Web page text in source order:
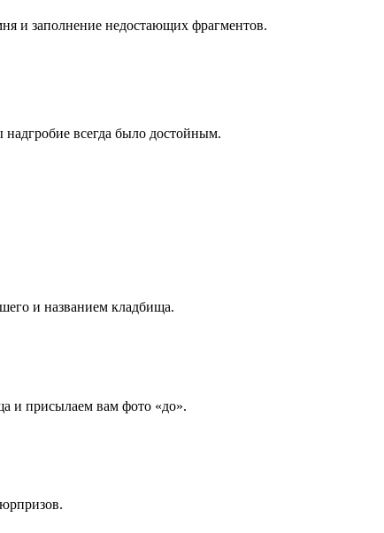
и заполнение недостающих фрагментов.
всегда было достойным.
и названием кладбища.
и присылаем вам фото «до».